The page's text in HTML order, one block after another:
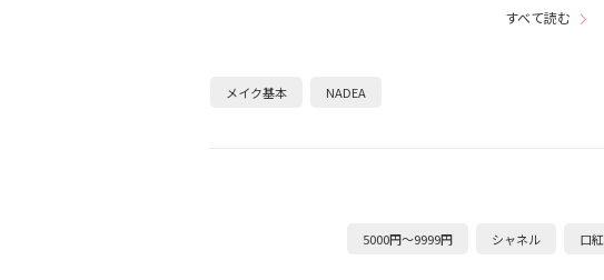
すべて読む
メイク基本 NADEA
5000円～9999円 シャネル 口紅